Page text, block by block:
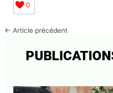
0
← Article précédent